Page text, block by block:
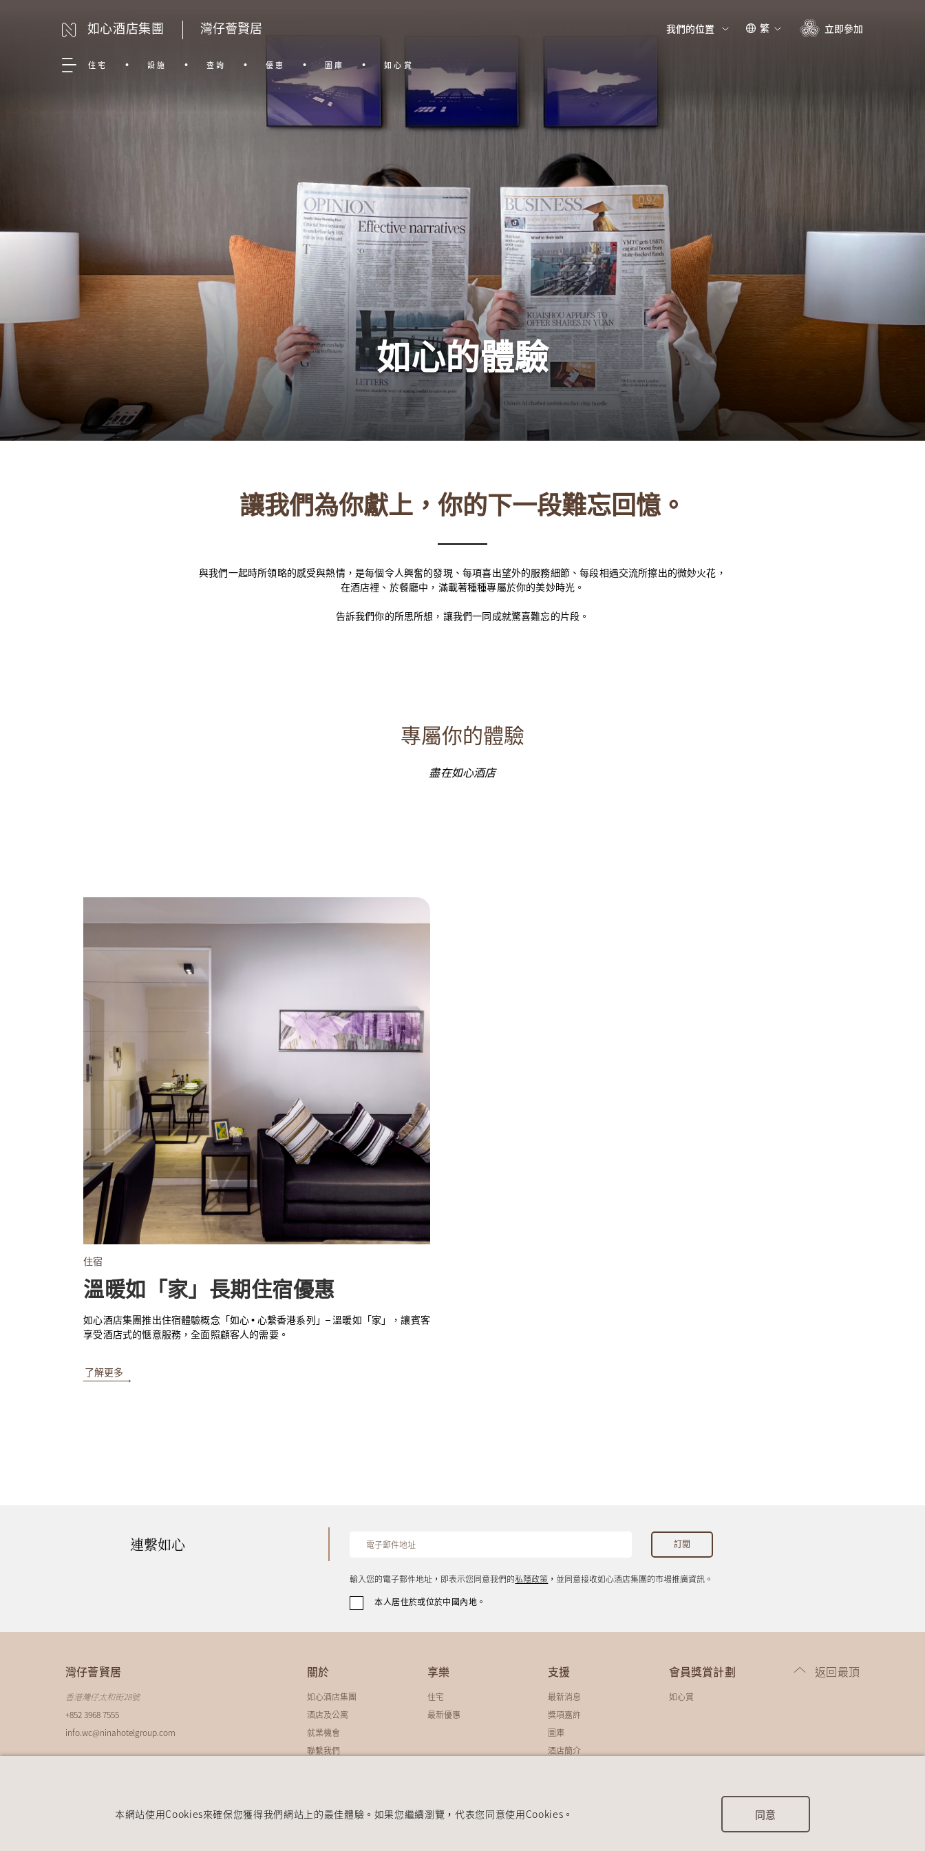
如心酒店集團 灣仔薈賢居 我們的位置 繁 立即參加
住宅 設施 查詢 優惠 圖庫 如心賞
如心的體驗
讓我們為你獻上，你的下一段難忘回憶。
與我們一起時所領略的感受與熱情，是每個令人興奮的發現、每項喜出望外的服務細節、每段相遇交流所擦出的微妙火花，
在酒店裡、於餐廳中，滿載著種種專屬於你的美妙時光。
告訴我們你的所思所想，讓我們一同成就驚喜難忘的片段。
專屬你的體驗
盡在如心酒店
住宿
溫暖如「家」長期住宿優惠
如心酒店集團推出住宿體驗概念「如心 • 心繫香港系列」– 溫暖如「家」，讓賓客
享受酒店式的愜意服務，全面照顧客人的需要。
了解更多
連繫如心
輸入您的電子郵件地址，即表示您同意我們的私隱政策 ，並同意接收如心酒店集團的市場推廣資訊。
本人居住於或位於中國內地。
灣仔薈賢居
香港灣仔太和街28號
+852 3968 7555
info.wc@ninahotelgroup.com
關於
如心酒店集團
酒店及公寓
就業機會
聯繫我們​​​​​​​​
享樂
住宅
最新優惠
支援
最新消息
獎項嘉許
圖庫
酒店簡介
會員獎賞計劃
如心賞
返回最頂
本網站使用Cookies來確保您獲得我們網站上的最佳體驗。如果您繼續瀏覽，代表您同意使用Cookies。 同意